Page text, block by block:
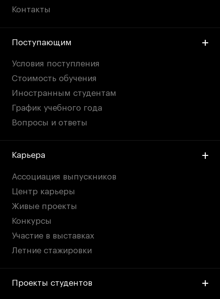
Контакты
Поступающим
Условия поступления
Стоимость обучения
Иностранным студентам
График учебного года
Вопросы и ответы
Карьера
Ассоциация выпускников
Центр карьеры
Живые проекты
Конкурсы
Участие в выставках
Летние стажировки
Проекты студентов